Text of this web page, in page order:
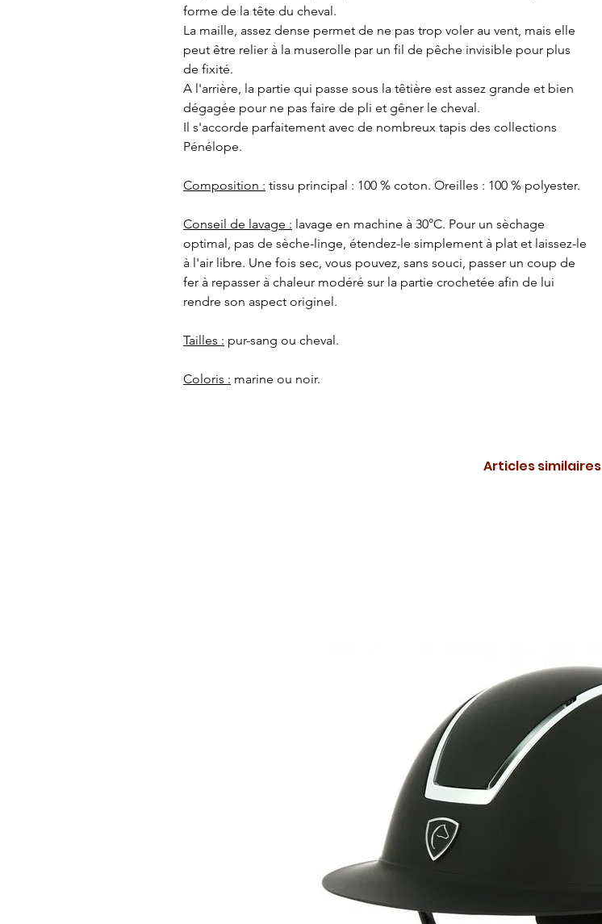
forme de la tête du cheval.
La maille, assez dense permet de ne pas trop voler au vent, mais elle
peut être relier à la muserolle par un fil de pêche invisible pour plus
de fixité.
A l'arrière, la partie qui passe sous la têtière est assez grande et bien
dégagée pour ne pas faire de pli et gêner le cheval.
Il s'accorde parfaitement avec de nombreux tapis des collections
Pénélope.
Composition : tissu principal : 100 % coton. Oreilles : 100 % polyester.
Conseil de lavage : lavage en machine à 30°C. Pour un sèchage
optimal, pas de sèche-linge, étendez-le simplement à plat et laissez-le
à l'air libre. Une fois sec, vous pouvez, sans souci, passer un coup de
fer à repasser à chaleur modéré sur la partie crochetée afin de lui
rendre son aspect originel.
Tailles : pur-sang ou cheval.
Coloris : marine ou noir.
Articles similaires